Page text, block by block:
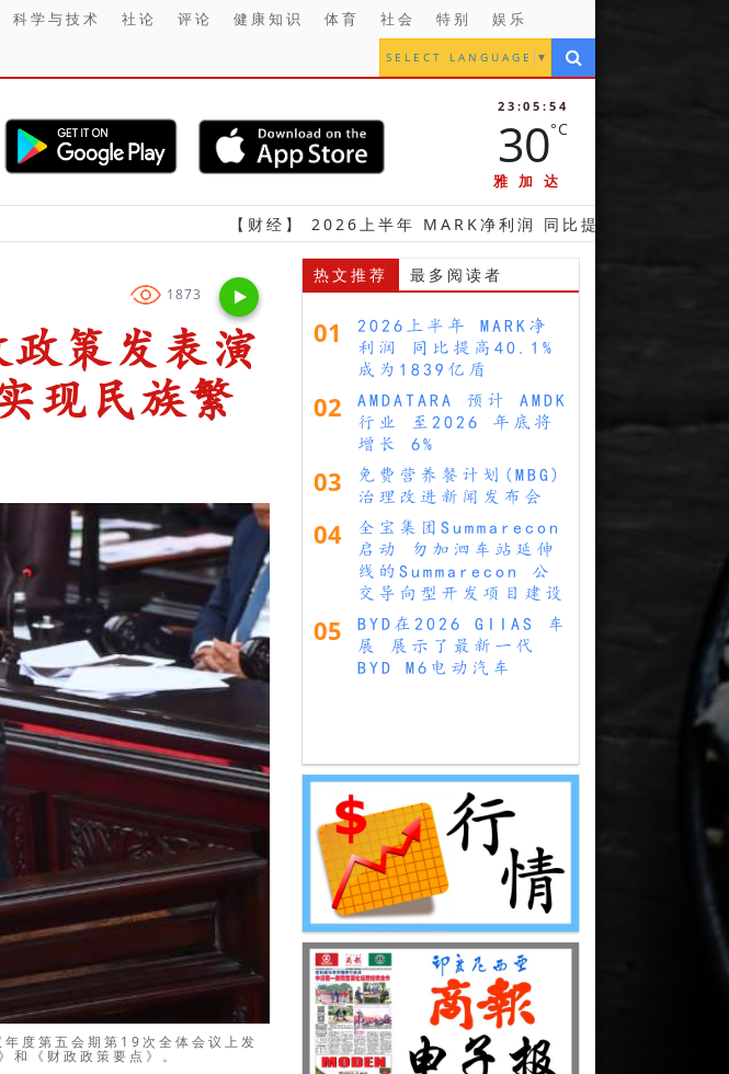
科学与技术 社论 评论 健康知识 体育 社会 特别
娱乐
SELECT LANGUAGE ▼
23:05:56
30°C
雅加达
【财经】 2026上半年 MARK净利润 同比提高40.1%成为1839亿盾
1873
策发表演
现民族繁
（左）的陪同下，于周三（5月20
召开此次全体会议的议程包括，
热文推荐 最多阅读者
01
2026上半年 MARK净
利润 同比提高40.1%
成为1839亿盾
02
AMDATARA 预计 AMDK
行业 至2026 年底将
增长 6%
03
免费营养餐计划(MBG)
治理改进新闻发布会
04
全宝集团Summarecon
启动 勿加泗车站延伸
线的Summarecon 公
交导向型开发项目建设
05
BYD在2026 GIIAS 车
展 展示了最新一代
BYD M6电动汽车